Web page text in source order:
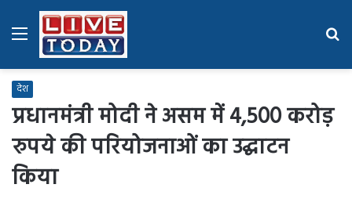
Menu
देश
प्रधानमंत्री मोदी ने असम में 4,500 करोड़
रुपये की परियोजनाओं का उद्घाटन
किया